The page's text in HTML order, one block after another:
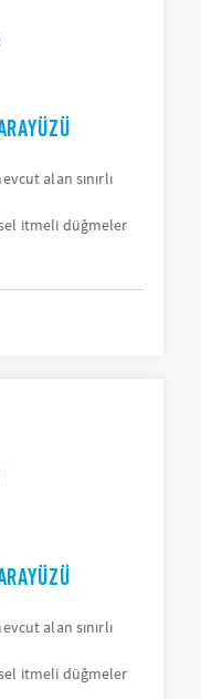
alan sınırlı
itmeli düğmeler
alan sınırlı
itmeli düğmeler